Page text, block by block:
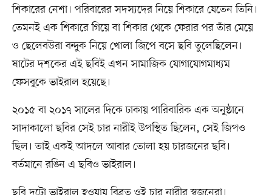
শিকারের নেশা। পরিবারের সদস্যদের নিয়ে শিকারে যেতেন তিনি।
তেমনই এক শিকারে গিয়ে বা শিকার থেকে ফেরার পর তাঁর মেয়ে
ও ছেলেবউরা বন্দুক নিয়ে খোলা জিপে বসে ছবি তুলেছিলেন।
ষাটের দশকের এই ছবিই এখন সামাজিক যোগাযোগমাধ্যম
ফেসবুকে ভাইরাল হয়েছে।
২০১৫ বা ২০১৭ সালের দিকে ঢাকায় পারিবারিক এক অনুষ্ঠানে
সাদাকালো ছবির সেই চার নারীই উপস্থিত ছিলেন, সেই জিপও
ছিল। তাই একই আদলে আবার তোলা হয় চারজনের ছবি।
বর্তমানে রঙিন এ ছবিও ভাইরাল।